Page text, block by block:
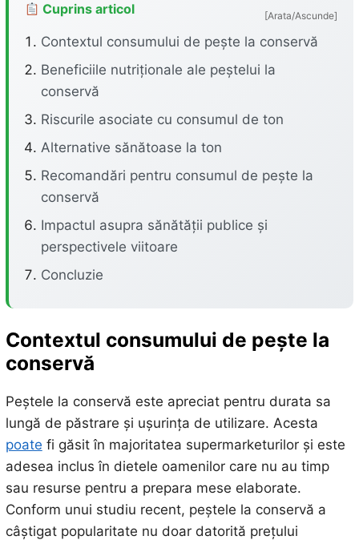
Cuprins articol [Arata/Ascunde]
Contextul consumului de pește la conservă
Beneficiile nutriționale ale peștelui la
conservă
Riscurile asociate cu consumul de ton
Alternative sănătoase la ton
Recomandări pentru consumul de pește la
conservă
Impactul asupra sănătății publice și
perspectivele viitoare
Concluzie
Contextul consumului de pește la
conservă
Peștele la conservă este apreciat pentru durata sa
lungă de păstrare și ușurința de utilizare. Acesta
poate fi găsit în majoritatea supermarketurilor și este
adesea inclus în dietele oamenilor care nu au timp
sau resurse pentru a prepara mese elaborate.
Conform unui studiu recent, peștele la conservă a
câștigat popularitate nu doar datorită prețului